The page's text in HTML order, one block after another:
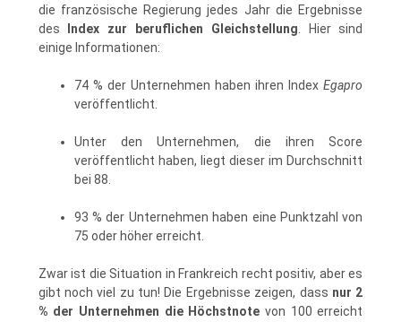
die französische Regierung jedes Jahr die Ergebnisse
des
Index zur beruflichen Gleichstellung. Hier sind
einige Informationen:
74 % der Unternehmen haben ihren IndexEgapro
veröffentlicht.
Unter den Unternehmen, die ihren Score
veröffentlicht haben, liegt dieser im Durchschnitt
bei 88.
93 % der Unternehmen haben eine Punktzahl von
75 oder höher erreicht.
Zwar ist die Situation in Frankreich recht positiv, aber es
gibt noch viel zu tun! Die Ergebnisse zeigen, dass nur 2
% der Unternehmen die Höchstnote von 100 erreicht